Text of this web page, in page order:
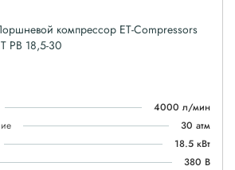
компрессор ET-Compressors
PB 18,5-30
4000 л/мин
30 атм
18.5 кВт
380 В